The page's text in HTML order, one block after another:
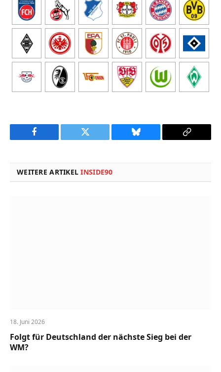
Facebook Twitter Bluesky
Copy
WEITERE ARTIKELINSIDE90
18. Juni 2026
Folgt für Deutschland der nächste Sieg bei der
WM?